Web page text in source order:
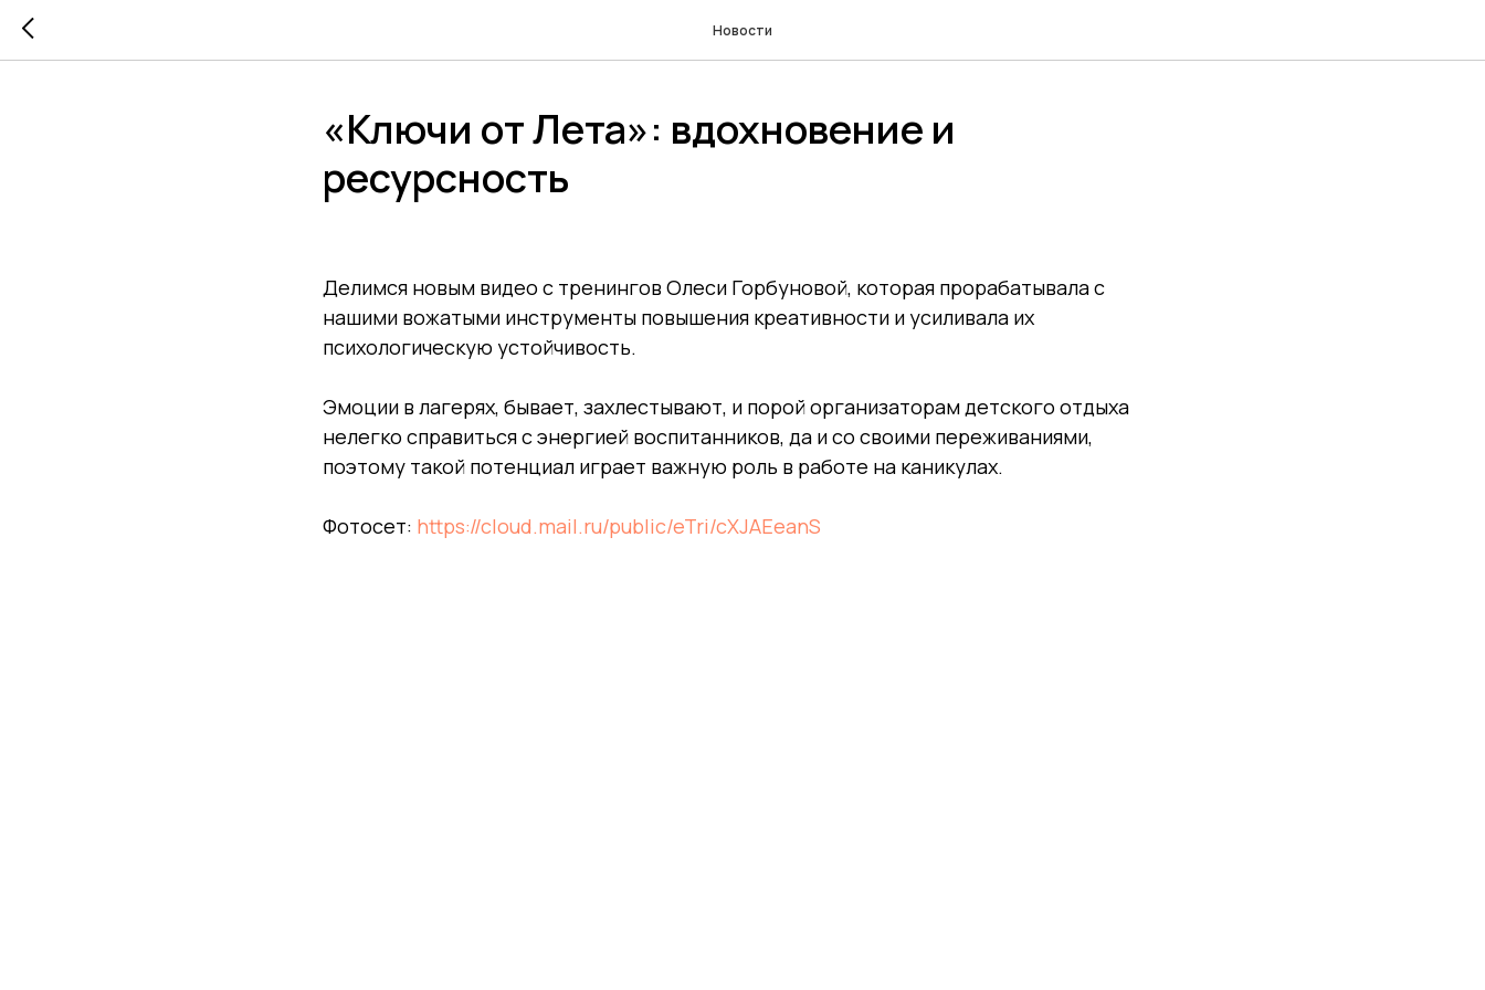
Новости
«Ключи от Лета»: вдохновение и
ресурсность
Делимся новым видео с тренингов Олеси Горбуновой, которая прорабатывала с
нашими вожатыми инструменты повышения креативности и усиливала их
психологическую устойчивость.
Эмоции в лагерях, бывает, захлестывают, и порой организаторам детского отдыха
нелегко справиться с энергией воспитанников, да и со своими переживаниями,
поэтому такой потенциал играет важную роль в работе на каникулах.
Фотосет: https://cloud.mail.ru/public/eTri/cXJAEeanS